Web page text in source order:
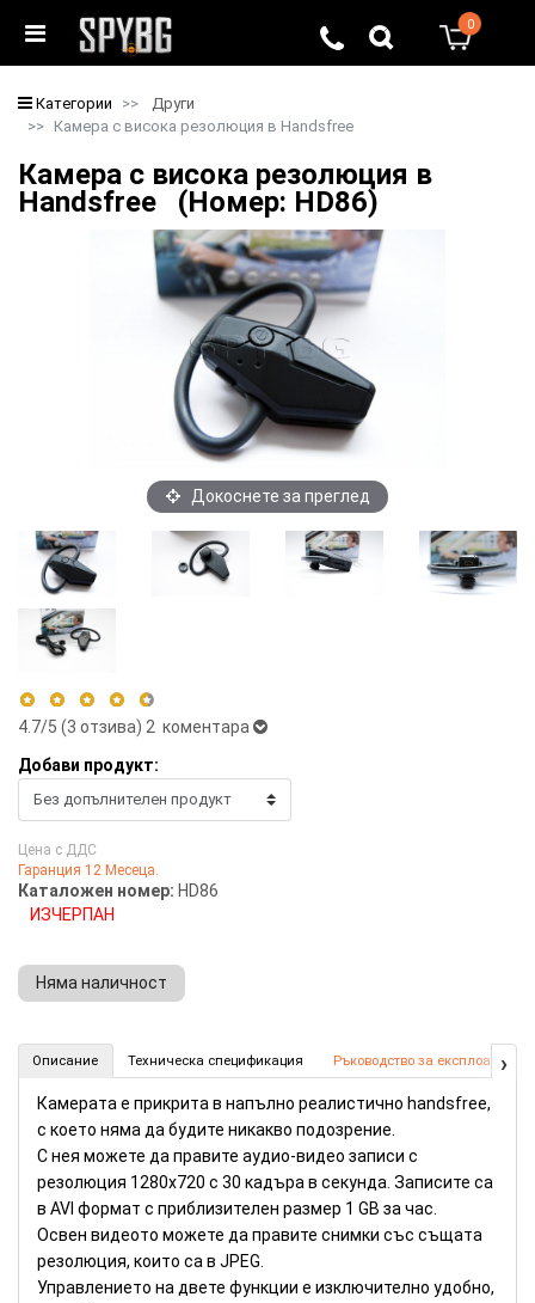
0
Категории
Други
Камера с висока резолюция в Handsfree
Камера с висока резолюция в
Handsfree (Номер: HD86)
Докоснете за преглед
4.7/5 (3 отзива)
5 stars
67%
4 stars
33%
3 stars
2 stars
1 star
2 коментара
Добави продукт:
Цена с ДДС
Гаранция 12 Месеца.
Каталожен номер: HD86
ИЗЧЕРПАН
Няма наличност
КУПИ›
Описание Техническа спецификация Ръководство за експлоатация
Камерата е прикрита в напълно реалистично handsfree,
с което няма да будите никакво подозрение.
С нея можете да правите аудио-видео записи с
резолюция 1280х720 с 30 кадъра в секунда. Записите са
в AVI формат с приблизителен размер 1 GB за час.
Освен видеото можете да правите снимки със същата
резолюция, които са в JPEG.
Управлението на двете функции е изключително удобно,